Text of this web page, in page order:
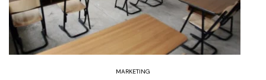
MARKETING